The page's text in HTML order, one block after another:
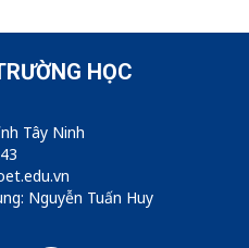
HỌC
Tây Ninh
Nguyễn Tuấn Huy